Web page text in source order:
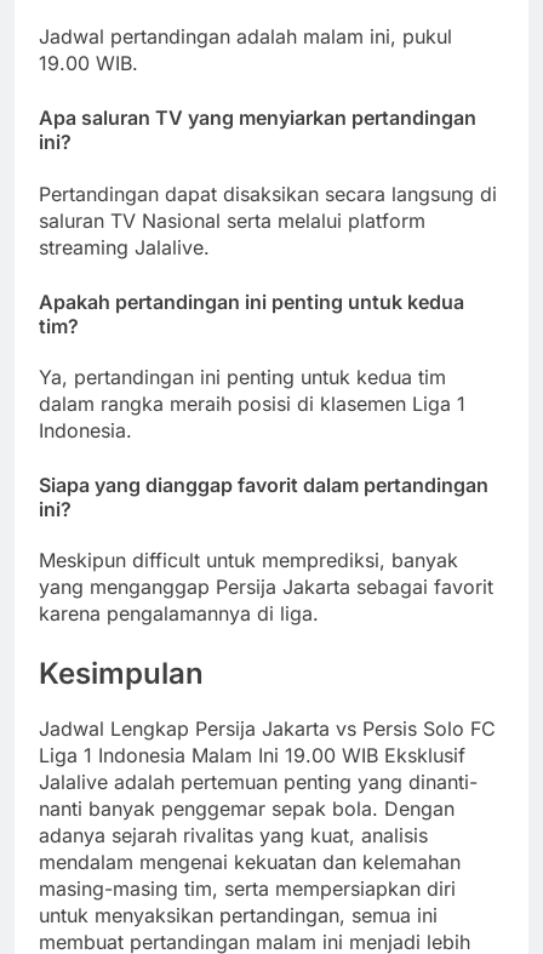
Jadwal pertandingan adalah malam ini, pukul
19.00 WIB.
Apa saluran TV yang menyiarkan pertandingan
ini?
Pertandingan dapat disaksikan secara langsung di
saluran TV Nasional serta melalui platform
streaming Jalalive.
Apakah pertandingan ini penting untuk kedua
tim?
Ya, pertandingan ini penting untuk kedua tim
dalam rangka meraih posisi di klasemen Liga 1
Indonesia.
Siapa yang dianggap favorit dalam pertandingan
ini?
Meskipun difficult untuk memprediksi, banyak
yang menganggap Persija Jakarta sebagai favorit
karena pengalamannya di liga.
Kesimpulan
Jadwal Lengkap Persija Jakarta vs Persis Solo FC
Liga 1 Indonesia Malam Ini 19.00 WIB Eksklusif
Jalalive adalah pertemuan penting yang dinanti-
nanti banyak penggemar sepak bola. Dengan
adanya sejarah rivalitas yang kuat, analisis
mendalam mengenai kekuatan dan kelemahan
masing-masing tim, serta mempersiapkan diri
untuk menyaksikan pertandingan, semua ini
membuat pertandingan malam ini menjadi lebih